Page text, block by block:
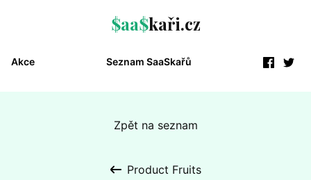
$aa$kaři.cz
Akce Seznam SaaSkařů
Zpět na seznam
Product Fruits